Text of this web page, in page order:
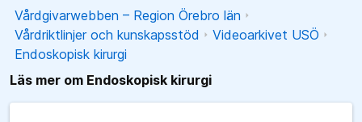
Vårdgivarwebben – Region Örebro län
Vårdriktlinjer och kunskapsstöd
Videoarkivet USÖ
Endoskopisk kirurgi
Läs mer om Endoskopisk kirurgi